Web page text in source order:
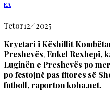
EA
Tetor12/2025
Kryetari i Këshillit
Preshevës, Enkel Rexhepi,
Luginën e Preshevës po
po festojnë pas fitores së
futboll, raporton koha.net.